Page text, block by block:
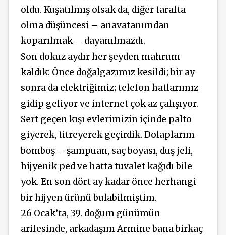
oldu. Kuşatılmış olsak da, diğer tarafta
olma düşüncesi – anavatanımdan
koparılmak – dayanılmazdı.
Son dokuz aydır her şeyden mahrum
kaldık: Önce doğalgazımız kesildi; bir ay
sonra da elektriğimiz; telefon hatlarımız
gidip geliyor ve internet çok az çalışıyor.
Sert geçen kışı evlerimizin içinde palto
giyerek, titreyerek geçirdik. Dolaplarım
bomboş – şampuan, saç boyası, duş jeli,
hijyenik ped ve hatta tuvalet kağıdı bile
yok. En son dört ay kadar önce herhangi
bir hijyen ürünü bulabilmiştim.
26 Ocak’ta, 39. doğum günümün
arifesinde, arkadaşım Armine bana birkaç